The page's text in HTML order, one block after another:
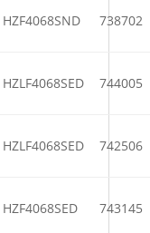
HZF4068SND 738702
HZLF4068SED 744005
HZLF4068SED 742506
HZF4068SED 743145